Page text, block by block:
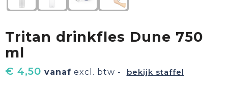
Vrije tijd en Strand
Tritan drinkfles Dune 750
ml
€ 4,50 vanaf excl. btw - bekijk staffel